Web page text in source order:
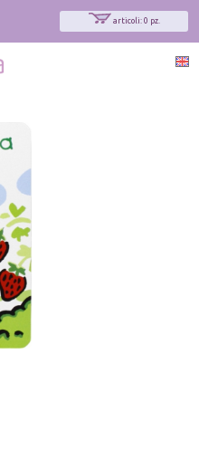
articoli: 0 pz.